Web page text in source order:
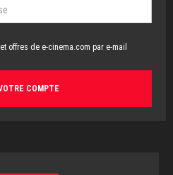
offres de e-cinema.com par e-mail